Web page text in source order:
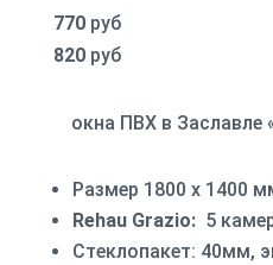
770руб
820руб
окна ПВХ в Заславле
Размер 1800 х 1400
Rehau Grazio: 5
Стеклопакет: 40мм,